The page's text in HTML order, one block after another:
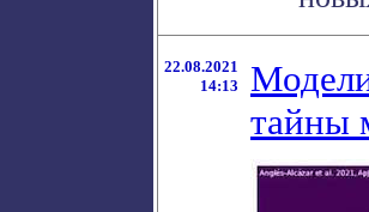
22.08.2021
14:13
тайны